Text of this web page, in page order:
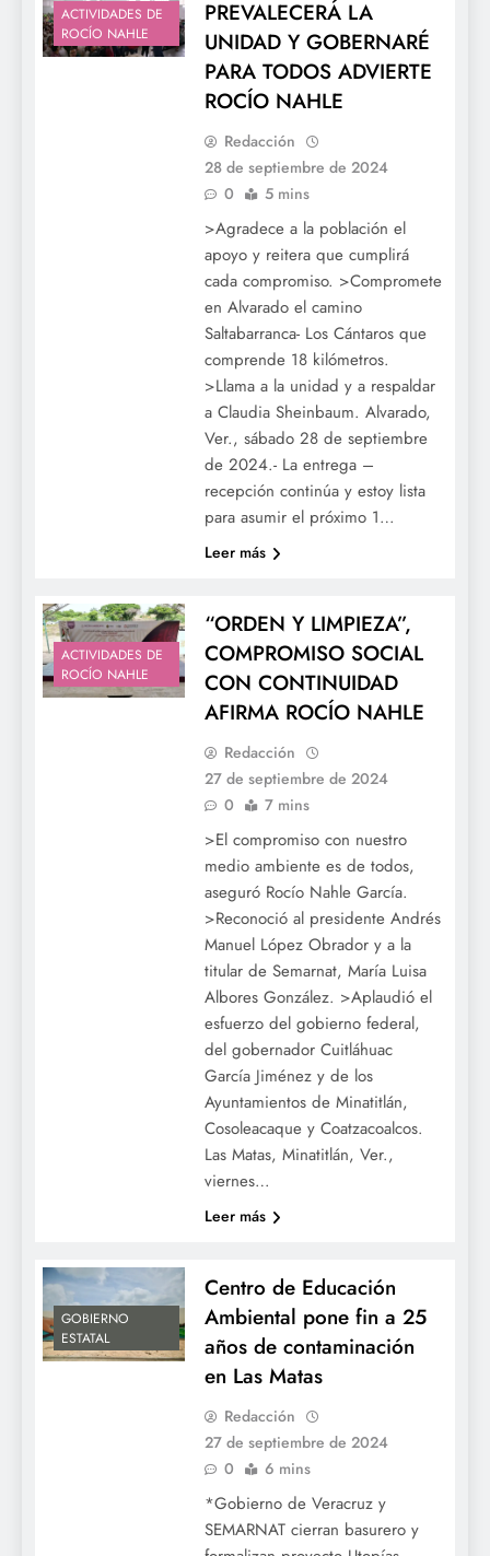
ACTIVIDADES DE
ROCÍO NAHLE
PREVALECERÁ LA
UNIDAD Y GOBERNARÉ
PARA TODOS ADVIERTE
ROCÍO NAHLE
Redacción
28 de septiembre de 2024
0
5 mins
>Agradece a la población el
apoyo y reitera que cumplirá
cada compromiso. >Compromete
en Alvarado el camino
Saltabarranca- Los Cántaros que
comprende 18 kilómetros.
>Llama a la unidad y a respaldar
a Claudia Sheinbaum. Alvarado,
Ver., sábado 28 de septiembre
de 2024.- La entrega –
recepción continúa y estoy lista
para asumir el próximo 1…
Leer más
ACTIVIDADES DE
ROCÍO NAHLE
“ORDEN Y LIMPIEZA”,
COMPROMISO SOCIAL
CON CONTINUIDAD
AFIRMA ROCÍO NAHLE
Redacción
27 de septiembre de 2024
0
7 mins
>El compromiso con nuestro
medio ambiente es de todos,
aseguró Rocío Nahle García.
>Reconoció al presidente Andrés
Manuel López Obrador y a la
titular de Semarnat, María Luisa
Albores González. >Aplaudió el
esfuerzo del gobierno federal,
del gobernador Cuitláhuac
García Jiménez y de los
Ayuntamientos de Minatitlán,
Cosoleacaque y Coatzacoalcos.
Las Matas, Minatitlán, Ver.,
viernes…
Leer más
GOBIERNO
ESTATAL
Centro de Educación
Ambiental pone fin a 25
años de contaminación
en Las Matas
Redacción
27 de septiembre de 2024
0
6 mins
*Gobierno de Veracruz y
SEMARNAT cierran basurero y